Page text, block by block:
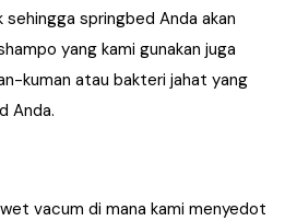
springbed Anda akan
yang kami gunakan juga
kuman atau bakteri jahat yang
Anda.
vacum di mana kami menyedot